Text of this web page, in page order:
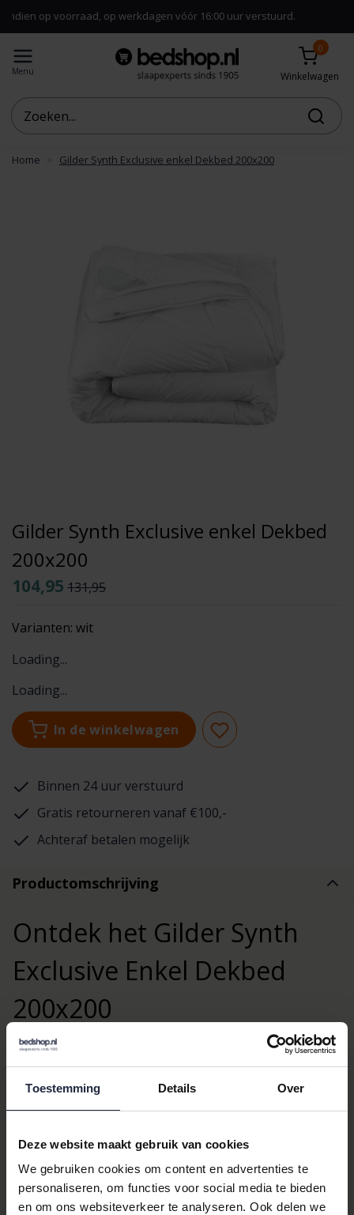
Toestemming Details Over
Deze website maakt gebruik van cookies
We gebruiken cookies om content en advertenties te
personaliseren, om functies voor social media te bieden
en om ons websiteverkeer te analyseren. Ook delen we
op werkdagen vóór 16:00 uur verstuurd.
Menu
0
Winkelwagen
Home Gilder Synth Exclusive enkel Dekbed 200x200
Gilder Synth Exclusive enkel Dekbed
200x200
104,95 131,95
Varianten: wit
Loading...
Loading...
In de winkelwagen
Binnen 24 uur verstuurd
Gratis retourneren vanaf €100,-
Achteraf betalen mogelijk
Productomschrijving
Ontdek het Gilder Synth
Exclusive Enkel Dekbed
200x200
Ervaar ongeëvenaard comfort met het
Gilder Synth Exclusive
enkel Dekbed 200x200
. Dit dekbed is speciaal ontworpen om
zoek bent naar een
herfst/lente dekbed synthetisch
, of een anti-
allergisch dekbed, dit product voldoet aan al je wensen.
Waarom kiezen voor het Gilder
Synth Exclusive Dekbed?
Dit dekbed biedt niet alleen ultiem comfort, maar is ook